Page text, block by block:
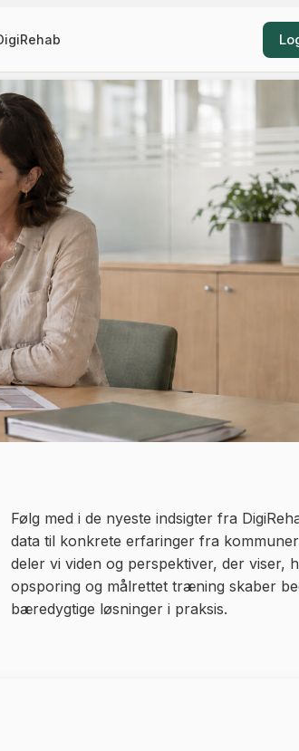
Følg med i de nyeste indsigter fra
data til konkrete erfaringer fra
deler vi viden og perspektiver, der viser,
opsporing og målrettet træning skaber
bæredygtige løsninger i praksis.